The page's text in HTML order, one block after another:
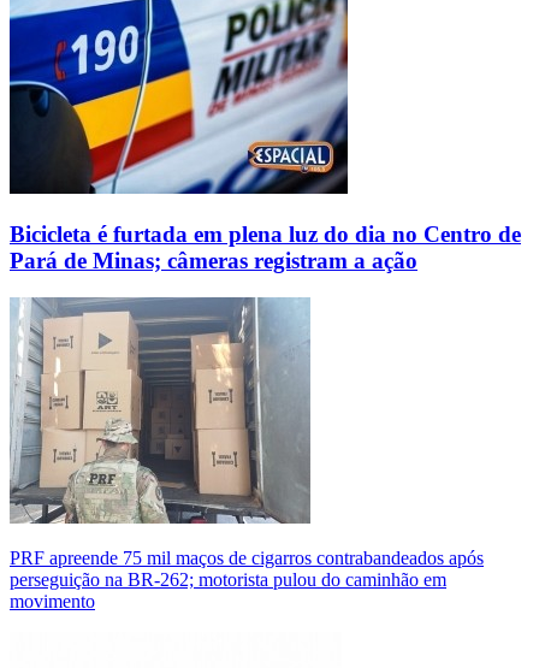
Bicicleta é furtada em plena luz do dia no Centro de
Pará de Minas; câmeras registram a ação
PRF apreende 75 mil maços de cigarros contrabandeados após
perseguição na BR-262; motorista pulou do caminhão em
movimento